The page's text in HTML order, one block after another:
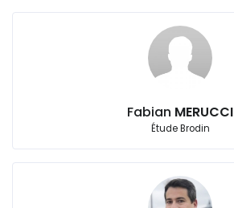
Fabian MERUCCI
Étude Brodin